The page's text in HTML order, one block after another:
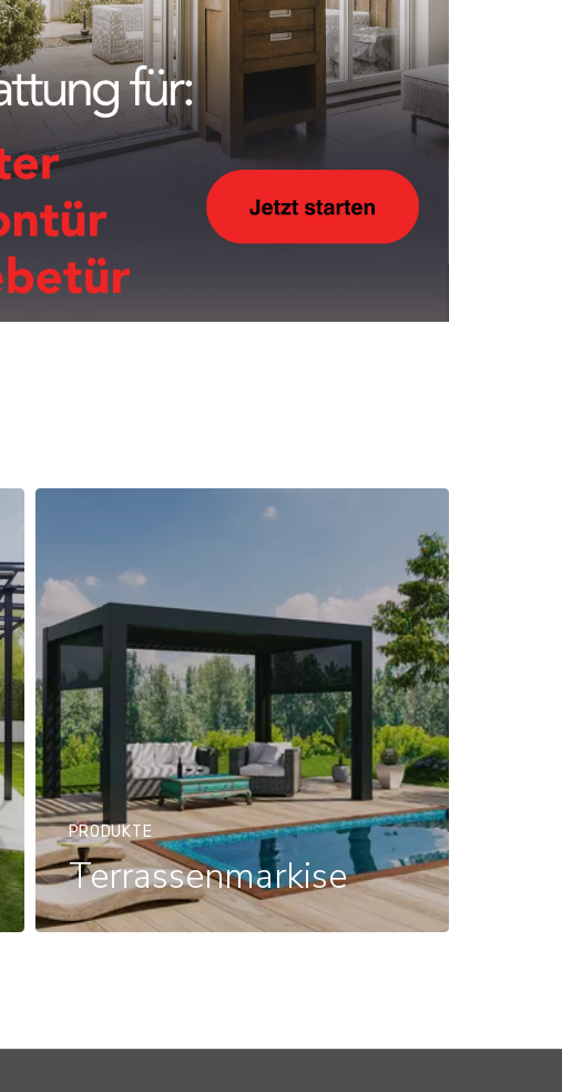
PRODUKTE
Terrassenmarkise